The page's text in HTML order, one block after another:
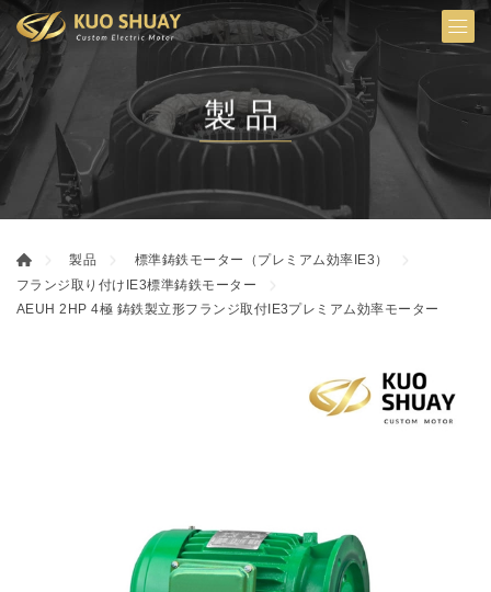
製品
製品
標準鋳鉄モーター（プレミアム効率IE3）
フランジ取り付けIE3標準鋳鉄モーター
AEUH 2HP 4極 鋳鉄製立形フランジ取付IE3プレミアム効率モーター